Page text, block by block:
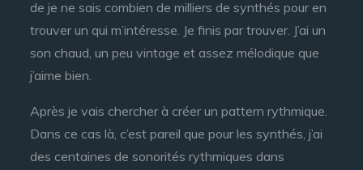
de je ne sais combien de milliers de synthés pour en
trouver un qui m’intéresse. Je finis par trouver. J’ai un
son chaud, un peu vintage et assez mélodique que
j’aime bien.
Après je vais chercher à créer un pattern rythmique.
Dans ce cas là, c’est pareil que pour les synthés, j’ai
des centaines de sonorités rythmiques dans